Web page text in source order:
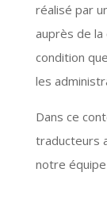
réalisé par
auprès de la
condition
les
Dans ce
traducteurs
notre